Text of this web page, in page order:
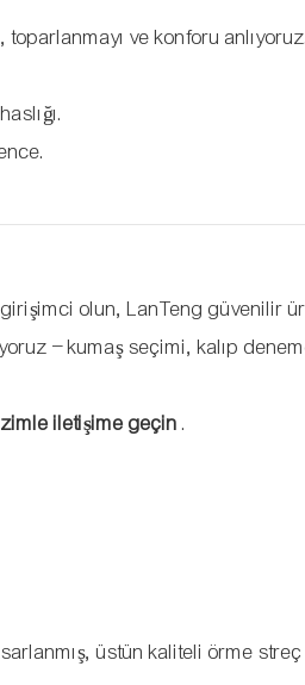
ve konforu
olun, LanTeng güvenilir
– kumaş seçimi, kalıp
iletişime geçin.